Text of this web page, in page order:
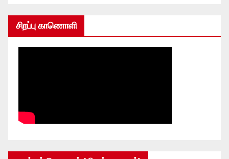
சிறப்பு காணொளி